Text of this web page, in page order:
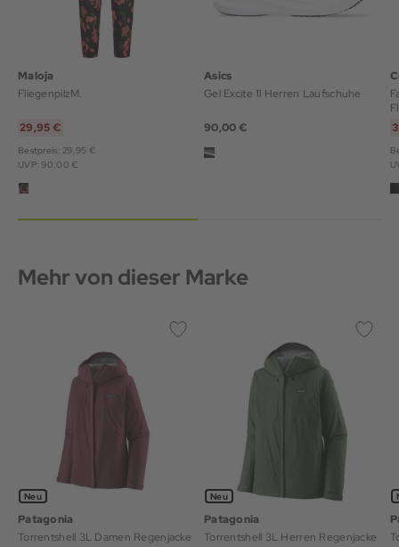
Maloja
FliegenpilzM.
29,95 €
Bestpreis: 29,95 €
UVP: 90,00 €
Asics
Gel Excite 11 Herren Laufschuhe
90,00 €
Mehr von dieser Marke
Neu
Patagonia
Torrentshell 3L Damen Regenjacke
Neu
Patagonia
Torrentshell 3L Herren Regenjacke